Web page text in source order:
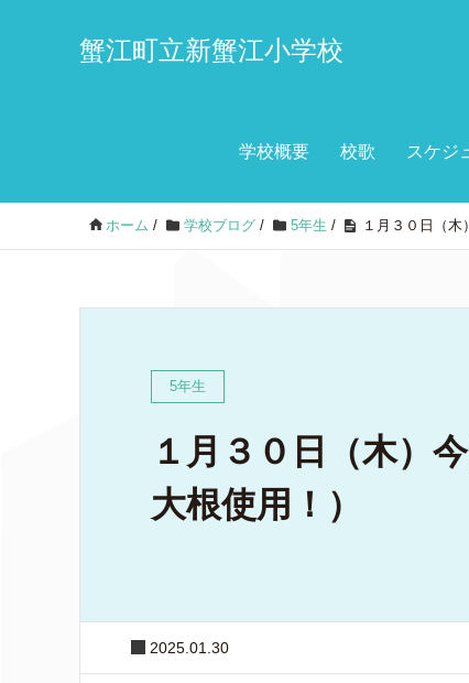
蟹江町立新蟹江小学校
学校概要 校歌 スケジ
ホーム / 学校ブログ / 5年生 / １月３０日（木
5年生
１月３０日（木）
大根使用！）
2025.01.30